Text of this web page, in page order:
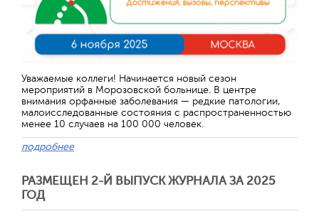
Уважаемые коллеги! Начинается новый сезон
мероприятий в Морозовской больнице. В центре
внимания орфанные заболевания — редкие патологии,
малоисследованные состояния с распространенностью
менее 10 случаев на 100 000 человек.
подробнее
РАЗМЕЩЕН 2-Й ВЫПУСК ЖУРНАЛА ЗА 2025
ГОД